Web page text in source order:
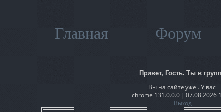
Главная Форум
Привет, Гость. Ты в
Вы на сайте уже . У вас
chrome 131.0.0.0 | 07.08.2026
Выход